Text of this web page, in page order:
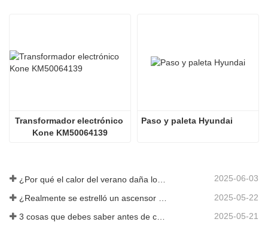
Transformador electrónico
Kone KM50064139
Paso y paleta Hyundai
2025-06-03
2025-05-22
3 cosas que debes saber antes de comprar un ascensor 2025-05-21